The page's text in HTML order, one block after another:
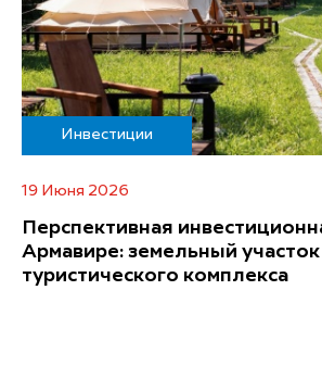
Инвестиции
19 Июня 2026
Перспективная
Армавире: земельный
туристического комплекса